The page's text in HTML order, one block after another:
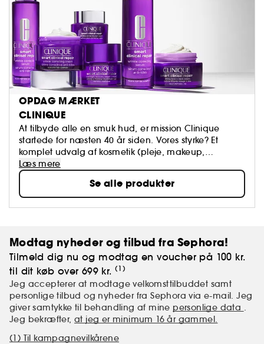
OPDAG MÆRKET
CLINIQUE
At tilbyde alle en smuk hud, er mission Clinique
startede for næsten 40 år siden. Vores styrke? Et
komplet udvalg af kosmetik (pleje, makeup,
parfume, til mænd og kvinder) skabt af
dermatologer, der stræber for 100% parfumefri
allergitest, der alle starter med Basic Beauty
Programmet - 3 Trin.
Læs mere
Se alle produkter
Modtag nyheder og tilbud fra Sephora!
Tilmeld dig nu og modtag en voucher på 100 kr.
til dit køb over 699 kr. (1)
Jeg accepterer at modtage velkomsttilbuddet samt
personlige tilbud og nyheder fra Sephora via e-mail. Jeg
giver samtykke til behandling af mine personlige data .
Jeg bekræfter,at jeg er minimum 16 år gammel.
(1) Til kampagnevilkårene